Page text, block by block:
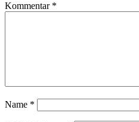
Kommentar *
Name *